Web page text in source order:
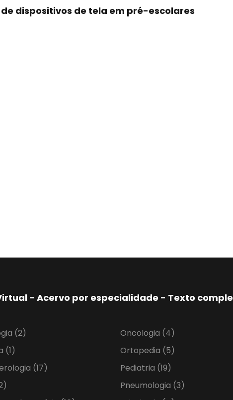
dispositivos de tela em pré-escolares
- Acervo por especialidade - Texto
(2)
(1)
(17)
Oncologia (4)
Ortopedia (5)
Pediatria (19)
Pneumologia (3)